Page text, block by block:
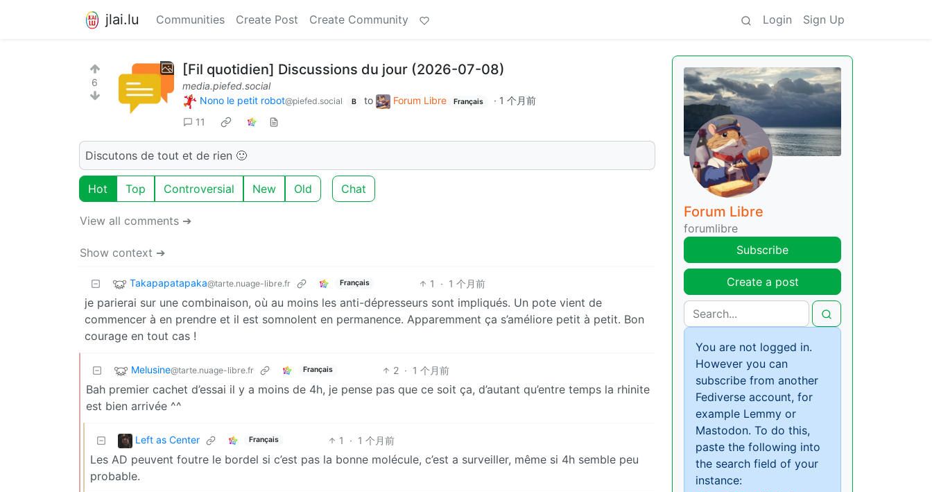
jlai.lu Communities Create Post Create Community Login Sign Up
6
[Fil quotidien] Discussions du jour (2026-07-08)
media.piefed.social
Nono le petit robot@piefed.social B to Forum Libre Français · 1 个月前
11
Discutons de tout et de rien 🙂
Hot Top Controversial New Old Chat
View all comments ➔
Show context ➔
Takapapatapaka@tarte.nuage-libre.fr Français 1 · 1 个月前
je parierai sur une combinaison, où au moins les anti-dépresseurs sont impliqués. Un pote vient de
commencer à en prendre et il est somnolent en permanence. Apparemment ça s’améliore petit à petit. Bon
courage en tout cas !
Melusine@tarte.nuage-libre.fr Français 2 · 1 个月前
Bah premier cachet d’essai il y a moins de 4h, je pense pas que ce soit ça, d’autant qu’entre temps la rhinite
est bien arrivée ^^
Left as Center Français 1 · 1 个月前
Les AD peuvent foutre le bordel si c’est pas la bonne molécule, c’est a surveiller, même si 4h semble peu
probable.
Forum Libre
forumlibre
Subscribe
Create a post
You are not logged in.
However you can
subscribe from another
Fediverse account, for
example Lemmy or
Mastodon. To do this,
paste the following into
the search field of your
instance: